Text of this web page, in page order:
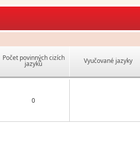
Počet povinných cizích
jazyků Vyučované jazyky
0